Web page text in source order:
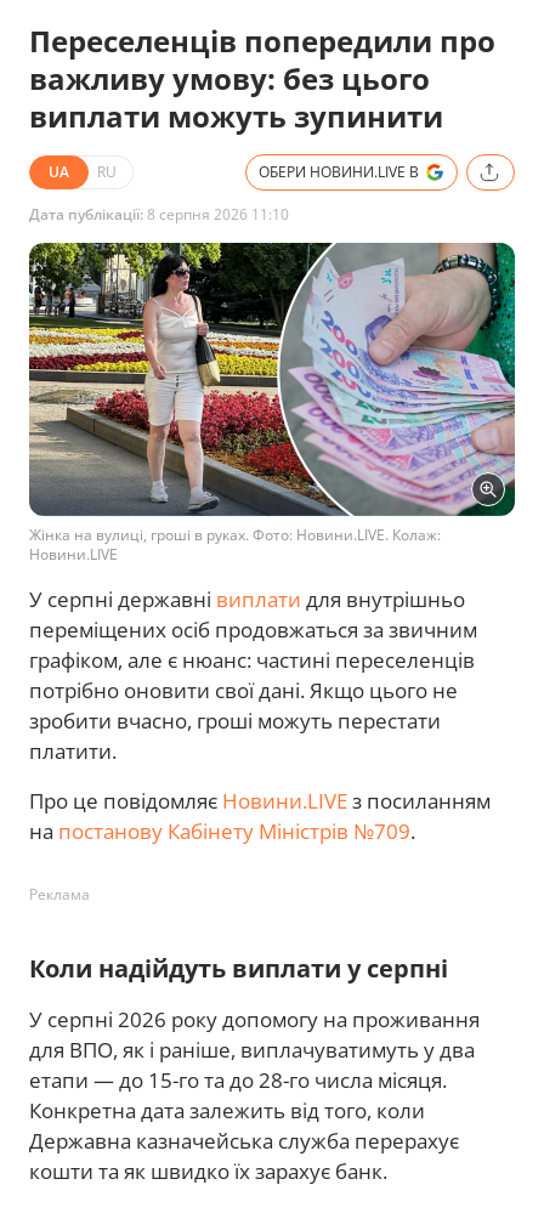
Переселенців попередили про
важливу умову: без цього
виплати можуть зупинити
UA RU ОБЕРИ НОВИНИ.LIVE В
Дата публікації:8 серпня 2026 11:10
Жінка на вулиці, гроші в руках. Фото: Новини.LIVE. Колаж:
Новини.LIVE
У серпні державні виплати для внутрішньо
переміщених осіб продовжаться за звичним
графіком, але є нюанс: частині переселенців
потрібно оновити свої дані. Якщо цього не
зробити вчасно, гроші можуть перестати
платити.
Про це повідомляє Новини.LIVEз посиланням
на постанову Кабінету Міністрів №709.
Реклама
Коли надійдуть виплати у серпні
У серпні 2026 року допомогу на проживання
для ВПО, як і раніше, виплачуватимуть у два
етапи — до 15-го та до 28-го числа місяця.
Конкретна дата залежить від того, коли
Державна казначейська служба перерахує
кошти та як швидко їх зарахує банк.